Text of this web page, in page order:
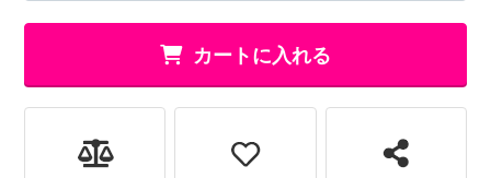
カートに入れる